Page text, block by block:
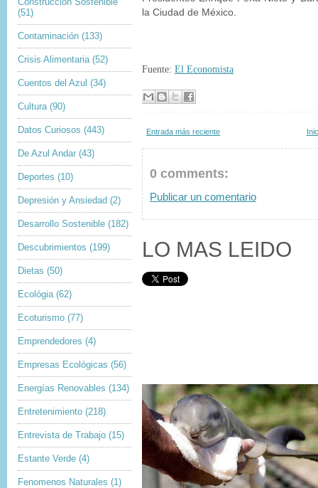
(51)
Contaminación (133)
Crisis Alimentaria (52)
Cuentos del Azul (34)
Cultura (90)
Datos Curiosos (443)
De Azul Andar (43)
Deportes (10)
Depresión y Ansiedad (2)
Desarrollo Sostenible (182)
Descubrimientos (199)
Dietas (50)
Ecológia (62)
Ecoturismo (77)
Emprendedores (4)
Empresas Ecológicas (56)
Energías Renovables (134)
Entretenimiento (218)
Entrevista de Trabajo (15)
Estante Verde (4)
Fenomenos Naturales (1)
la Ciudad de México.
Fuente: El Economista
Entrada más reciente
0 comments:
Publicar un comentario
LO MAS LEIDO